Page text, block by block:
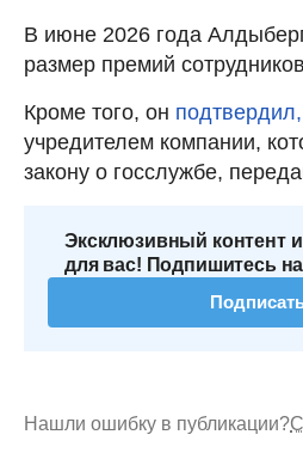
В июне 2026 года
размер премий
Кроме того, он подтвердил,
учредителем компании,
закону о госслужбе,
Эксклюзивный контент
для вас! Подпишитесь
Нашли ошибку в публикации?